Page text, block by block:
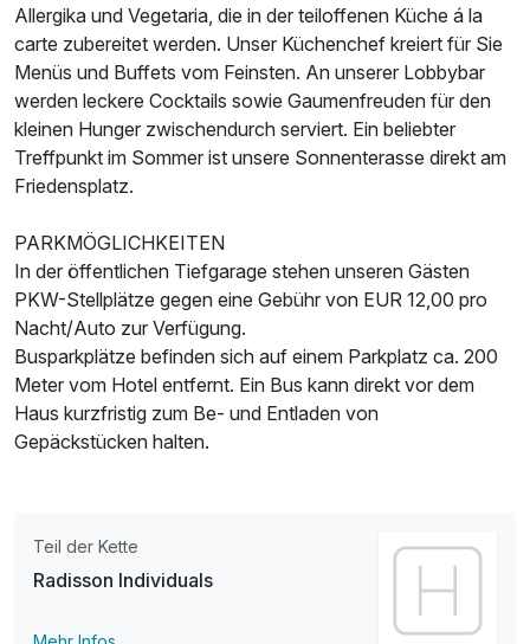
Allergika und Vegetaria, die in der teiloffenen Küche á la
carte zubereitet werden. Unser Küchenchef kreiert für Sie
Menüs und Buffets vom Feinsten. An unserer Lobbybar
werden leckere Cocktails sowie Gaumenfreuden für den
kleinen Hunger zwischendurch serviert. Ein beliebter
Treffpunkt im Sommer ist unsere Sonnenterasse direkt am
Friedensplatz.
PARKMÖGLICHKEITEN
In der öffentlichen Tiefgarage stehen unseren Gästen
PKW-Stellplätze gegen eine Gebühr von EUR 12,00 pro
Nacht/Auto zur Verfügung.
Busparkplätze befinden sich auf einem Parkplatz ca. 200
Meter vom Hotel entfernt. Ein Bus kann direkt vor dem
Haus kurzfristig zum Be- und Entladen von
Gepäckstücken halten.
Teil der Kette
Radisson Individuals